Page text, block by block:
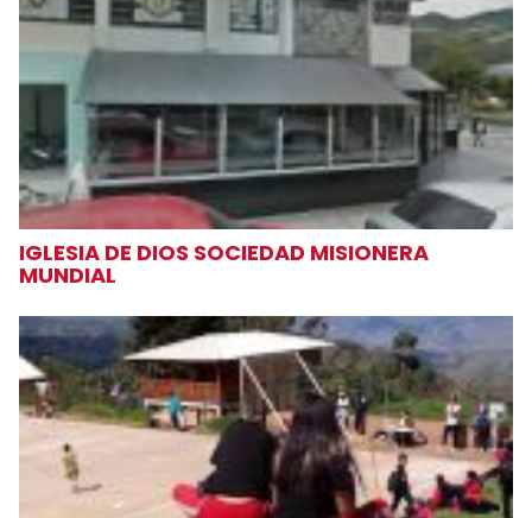
IGLESIA DE DIOS SOCIEDAD MISIONERA
MUNDIAL